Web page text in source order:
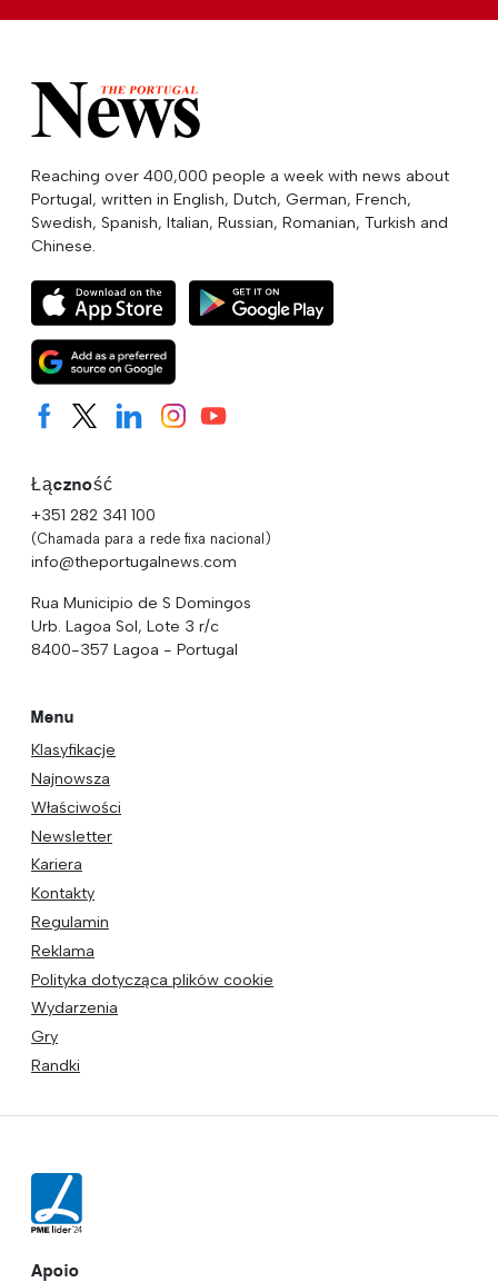
Reaching over 400,000 people a week with news about
Portugal, written in English, Dutch, German, French,
Swedish, Spanish, Italian, Russian, Romanian, Turkish and
Chinese.
Łączność
+351 282 341 100
(Chamada para a rede fixa nacional)
info@theportugalnews.com
Rua Municipio de S Domingos
Urb. Lagoa Sol, Lote 3 r/c
8400-357 Lagoa - Portugal
Menu
Klasyfikacje
Najnowsza
Właściwości
Newsletter
Kariera
Kontakty
Regulamin
Reklama
Polityka dotycząca plików cookie
Wydarzenia
Gry
Randki
Apoio